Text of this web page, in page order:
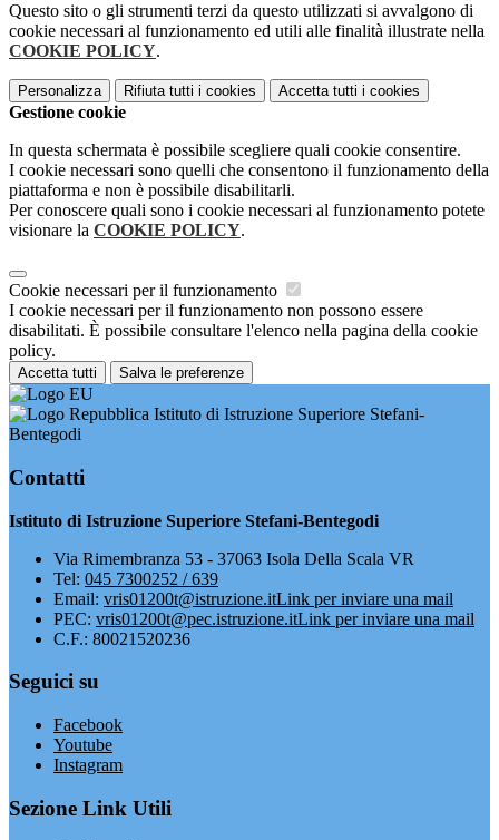
Questo sito o gli strumenti terzi da questo utilizzati si avvalgono di
cookie necessari al funzionamento ed utili alle finalità illustrate nella
COOKIE POLICY.
Personalizza Rifiuta tutti i cookies Accetta tutti i cookies
Gestione cookie
In questa schermata è possibile scegliere quali cookie consentire.
I cookie necessari sono quelli che consentono il funzionamento della
piattaforma e non è possibile disabilitarli.
Per conoscere quali sono i cookie necessari al funzionamento potete
visionare la COOKIE POLICY.
Cookie necessari per il funzionamento
I cookie necessari per il funzionamento non possono essere
disabilitati. È possibile consultare l'elenco nella pagina della cookie
policy.
Accetta tutti Salva le preferenze
Istituto di Istruzione Superiore Stefani-
Bentegodi
Contatti
Istituto di Istruzione Superiore Stefani-Bentegodi
Via Rimembranza 53 - 37063 Isola Della Scala VR
Tel: 045 7300252 / 639
Email: vris01200t@istruzione.itLink per inviare una mail
PEC: vris01200t@pec.istruzione.itLink per inviare una mail
C.F.: 80021520236
Seguici su
Facebook
Youtube
Instagram
Sezione Link Utili